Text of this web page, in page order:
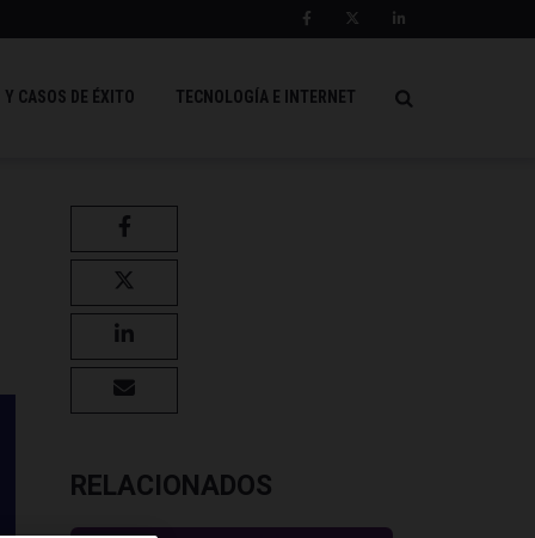
Y CASOS DE ÉXITO TECNOLOGÍA E INTERNET
RELACIONADOS